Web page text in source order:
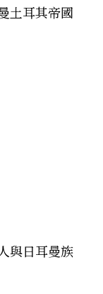
土耳其帝國
與日耳曼族